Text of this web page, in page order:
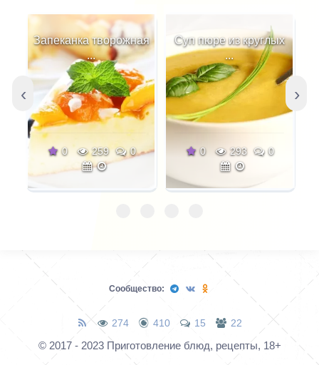
так же отлично
подойдет оливковое
масло с лимонным
соком. Такой салат со
свежими огурцами
можно готовить с
различными видами
сыра. Летний легкий
салатик готовится
буквально за
Запеканка творожная
...
0 259 0
Суп пюре из круглых
...
0 293 0
‹ ›
Сообщество:
274 410 15 22
© 2017 - 2023 Приготовление блюд, рецепты, 18+